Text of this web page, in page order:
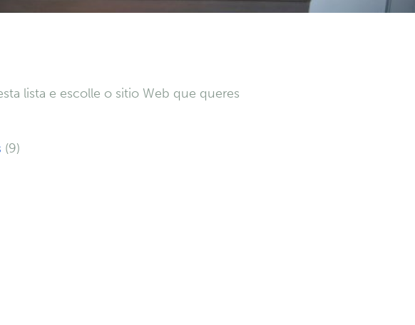
lista e escolle o sitio Web que queres
(9)